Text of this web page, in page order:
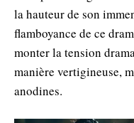
la hauteur de son
flamboyance de ce
monter la tension
manière vertigineuse,
anodines.